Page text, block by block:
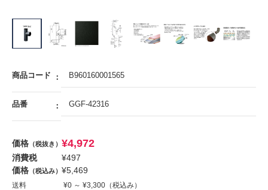
商品コード B960160001565
品番 GGF-42316
価格 （税抜き） ¥4,972
消費税 ¥497
価格 （税込み） ¥5,469
送料 ¥0 ～ ¥3,300 （税込み）